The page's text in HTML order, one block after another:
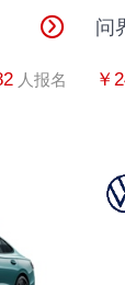
人报名
问
￥